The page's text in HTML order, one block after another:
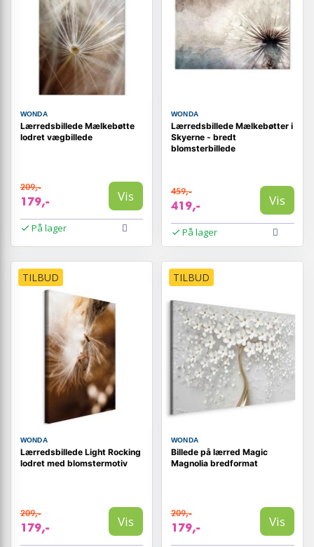
WONDA
Lærredsbillede Mælkebøtte
lodret vægbillede
209,-
179,- Vis
På lager
WONDA
Lærredsbillede Mælkebøtter i
Skyerne - bredt
blomsterbillede
459,-
419,- Vis
På lager
TILBUD
WONDA
Lærredsbillede Light Rocking
lodret med blomstermotiv
209,-
179,- Vis
TILBUD
WONDA
Billede på lærred Magic
Magnolia bredformat
209,-
179,- Vis